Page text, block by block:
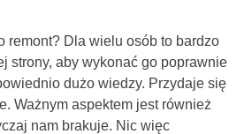
remont? Dla wielu osób to bardzo
strony, aby wykonać go poprawnie
dużo wiedzy. Przydaje się
Ważnym aspektem jest również
nam brakuje. Nic więc